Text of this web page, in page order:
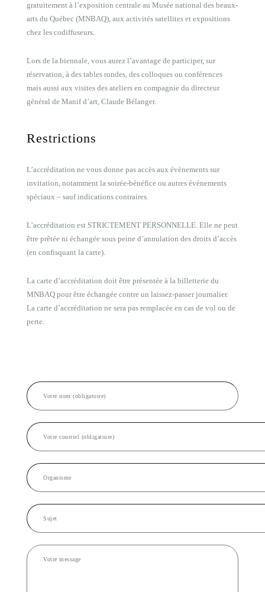
gratuitement à l’exposition centrale au Musée national des beaux-
arts du Québec (MNBAQ), aux activités satellites et expositions
chez les codiffuseurs.
Lors de la biennale, vous aurez l’avantage de participer, sur
réservation, à des tables rondes, des colloques ou conférences
mais aussi aux visites des ateliers en compagnie du directeur
général de Manif d’art, Claude Bélanger.
Restrictions
L’accréditation ne vous donne pas accès aux évènements sur
invitation, notamment la soirée-bénéfice ou autres évènements
spéciaux – sauf indications contraires.
L’accréditation est STRICTEMENT PERSONNELLE. Elle ne peut
être prêtée ni échangée sous peine d’annulation des droits d’accès
(en confisquant la carte).
La carte d’accréditation doit être présentée à la billetterie du
MNBAQ pour être échangée contre un laissez-passer journalier.
La carte d’accréditation ne sera pas remplacée en cas de vol ou de
perte.
Formulaire
contact
vous
êtes
humain,
ne
remplissez
pas
ce
champ.